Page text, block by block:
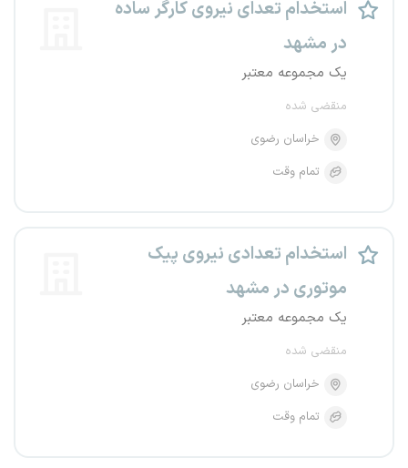
استخدام تعدای نیروی کارگر ساده
در مشهد
یک مجموعه معتبر
منقضی شده
خراسان رضوی
تمام وقت
استخدام تعدادی نیروی پیک
موتوری در مشهد
یک مجموعه معتبر
منقضی شده
خراسان رضوی
تمام وقت